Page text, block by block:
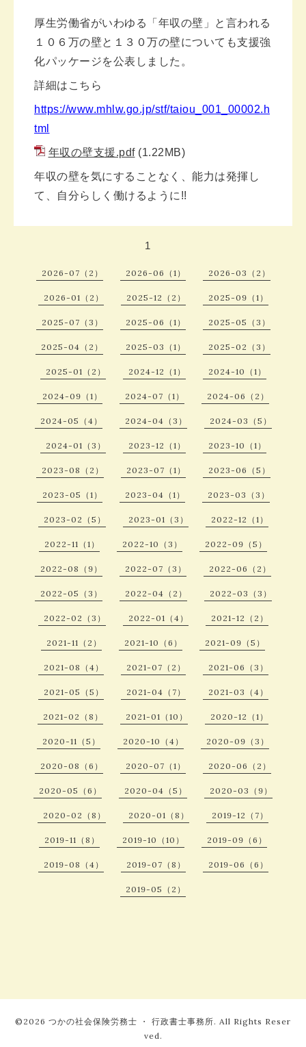
厚生労働省がいわゆる「年収の壁」と言われる
１０６万の壁と１３０万の壁についても支援強
化パッケージを公表しました。
詳細はこちら
https://www.mhlw.go.jp/stf/taiou_001_00002.h
tml
年収の壁支援.pdf(1.22MB)
年収の壁を気にすることなく、能力は発揮し
て、自分らしく働けるように!!
1
2026-07（2） 2026-06（1） 2026-03（2）
2026-01（2） 2025-12（2） 2025-09（1）
2025-07（3） 2025-06（1） 2025-05（3）
2025-04（2） 2025-03（1） 2025-02（3）
2025-01（2） 2024-12（1） 2024-10（1）
2024-09（1） 2024-07（1） 2024-06（2）
2024-05（4） 2024-04（3） 2024-03（5）
2024-01（3） 2023-12（1） 2023-10（1）
2023-08（2） 2023-07（1） 2023-06（5）
2023-05（1） 2023-04（1） 2023-03（3）
2023-02（5） 2023-01（3） 2022-12（1）
2022-11（1） 2022-10（3） 2022-09（5）
2022-08（9） 2022-07（3） 2022-06（2）
2022-05（3） 2022-04（2） 2022-03（3）
2022-02（3） 2022-01（4） 2021-12（2）
2021-11（2） 2021-10（6） 2021-09（5）
2021-08（4） 2021-07（2） 2021-06（3）
2021-05（5） 2021-04（7） 2021-03（4）
2021-02（8） 2021-01（10） 2020-12（1）
2020-11（5） 2020-10（4） 2020-09（3）
2020-08（6） 2020-07（1） 2020-06（2）
2020-05（6） 2020-04（5） 2020-03（9）
2020-02（8） 2020-01（8） 2019-12（7）
2019-11（8） 2019-10（10） 2019-09（6）
2019-08（4） 2019-07（8） 2019-06（6）
2019-05（2）
©2026 つかの社会保険労務士 ・ 行政書士事務所. All Rights Reser
ved.